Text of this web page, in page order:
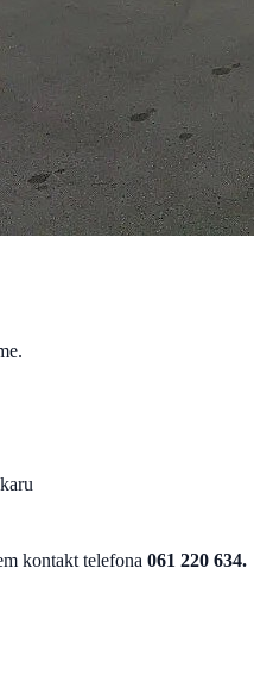
kontakt telefona 061 220 634.